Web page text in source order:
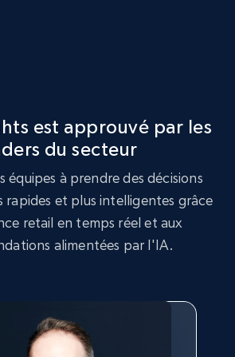
Title, Product description,
count, Images, Variations, and
- collects products from
est approuvé par les
du secteur
équipes à prendre des décisions
rapides et plus intelligentes grâce
retail en temps réel et aux
alimentées par l'IA.